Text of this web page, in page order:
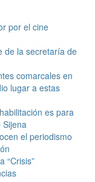
por el cine
de la secretaría de
comarcales en
lugar a estas
es para
Sijena
el periodismo
“Crisis”